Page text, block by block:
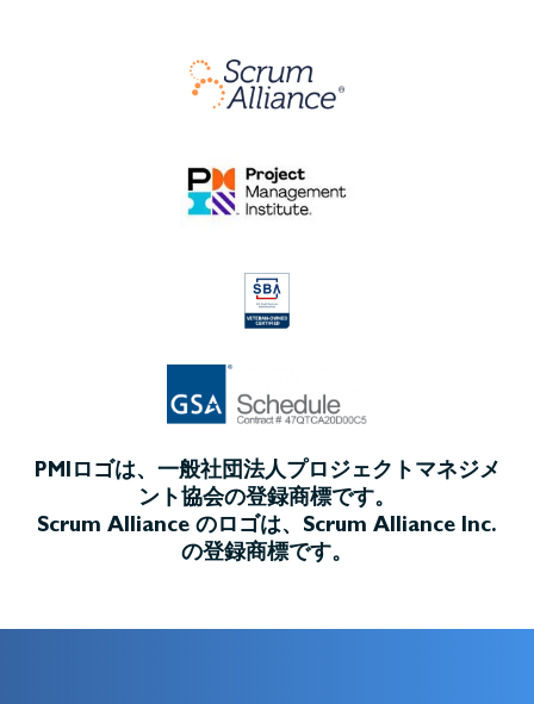
PMIロゴは、一般社団法人プロジェクトマネジメ
ント協会の登録商標です。
Scrum Alliance のロゴは、Scrum Alliance Inc.
の登録商標です。